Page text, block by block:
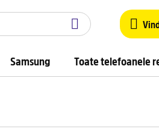
Samsung Toate telefoanele